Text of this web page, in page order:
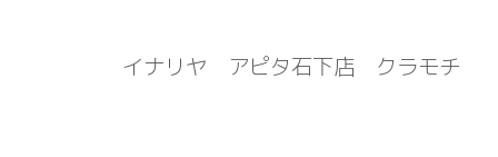
イナリヤ アピタ石下店 クラモチ